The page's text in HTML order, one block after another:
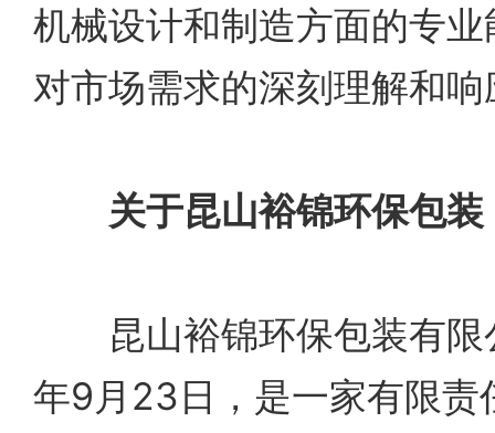
机械设计和制造方面的专
对市场需求的深刻理解和响
关于昆山裕锦环保包装
昆山裕锦环保包装有限
年9月23日，是一家有限责